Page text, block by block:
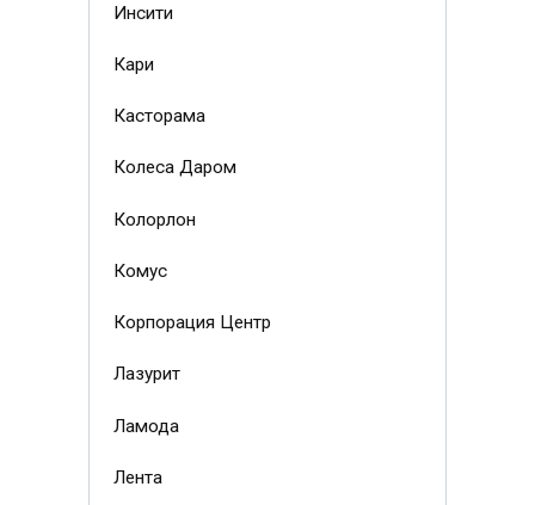
Инсити
Кари
Касторама
Колеса Даром
Колорлон
Комус
Корпорация Центр
Лазурит
Ламода
Лента